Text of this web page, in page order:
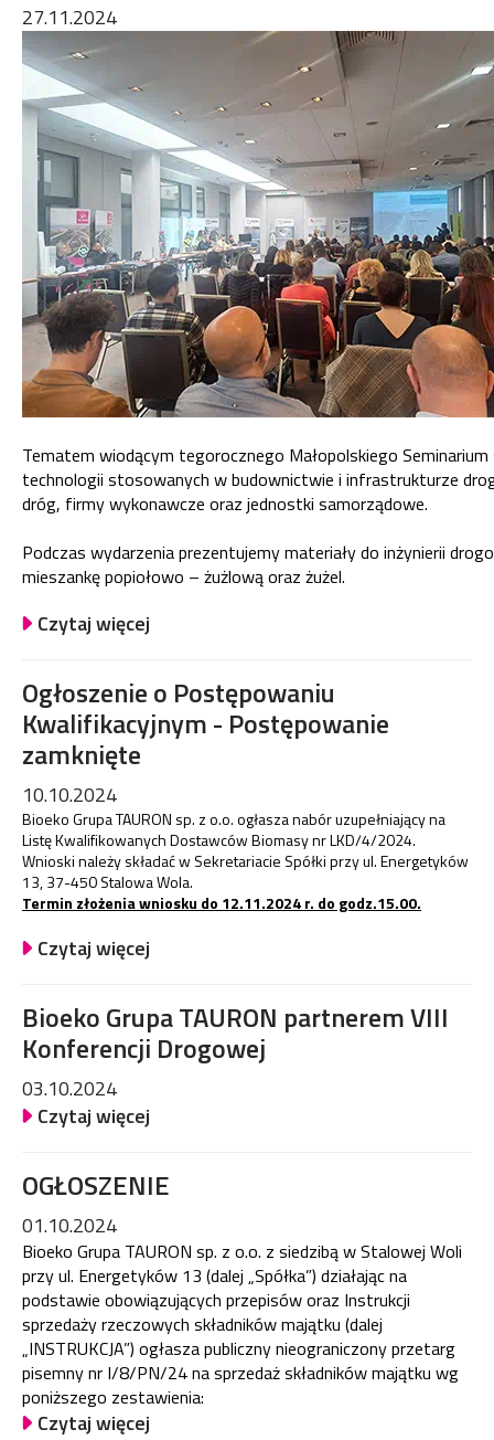
27.11.2024
Tematem wiodącym tegorocznego Małopolskiego
technologii stosowanych w budownictwie i infrastrukturze
dróg, firmy wykonawcze oraz jednostki samorządowe.
Podczas wydarzenia prezentujemy materiały do inżynierii
mieszankę popiołowo – żużlową oraz żużel.
Czytaj więcej
Ogłoszenie o Postępowaniu
Kwalifikacyjnym - Postępowanie
zamknięte
10.10.2024
Bioeko Grupa TAURON sp. z o.o. ogłasza nabór uzupełniający na
Listę Kwalifikowanych Dostawców Biomasy nr LKD/4/2024.
Wnioski należy składać w Sekretariacie Spółki przy ul. Energetyków
13, 37-450 Stalowa Wola.
Termin złożenia wniosku do 12.11.2024 r. do godz.15.00.
Czytaj więcej
Bioeko Grupa TAURON partnerem VIII
Konferencji Drogowej
03.10.2024
Czytaj więcej
OGŁOSZENIE
01.10.2024
Bioeko Grupa TAURON sp. z o.o. z siedzibą w Stalowej Woli
przy ul. Energetyków 13 (dalej „Spółka”) działając na
podstawie obowiązujących przepisów oraz Instrukcji
sprzedaży rzeczowych składników majątku (dalej
„INSTRUKCJA”) ogłasza publiczny nieograniczony przetarg
pisemny nr I/8/PN/24 na sprzedaż składników majątku wg
poniższego zestawienia:
Czytaj więcej